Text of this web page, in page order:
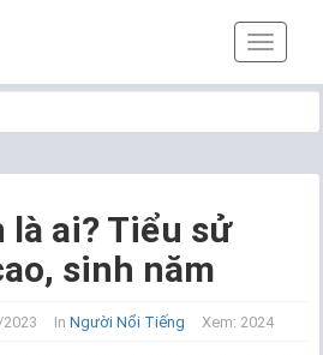
T
o
g
t
là ai? Tiểu sử
sinh năm
In Người Nổi Tiếng Xem: 2024